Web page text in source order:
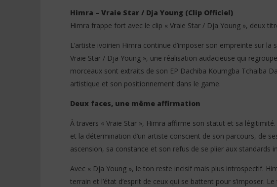
NOW VIEWING
Himra – Vraie Star / Dja Young
(Clip Officiel)
2026
Stone
Himra – Plus de love
Paroles)
27
2026
Stone
Himra – Vraie Star / Dja Young (Clip Officiel)
Himra frappe fort avec le clip « Vraie Star / Dja Young », deux
L’artiste ivoirien Himra continue d’imposer son empreinte sur
Vraie Star / Dja Young », une réalisation audacieuse qui
morceaux sont extraits de son EP Dachiba Koumgba Tchaiba
artistique et son positionnement dans le game.
Deux faces, une même affirmation
À travers « Vraie Star », Himra affirme son statut et sa
et la détermination d’un artiste conscient de son parcours, de
ascension, sa constance et son refus de se plier aux standards
Avec « Dja Young », le ton reste incisif mais plus introspectif.
terrain et l’état d’esprit de ceux qui se battent pour s’imposer.